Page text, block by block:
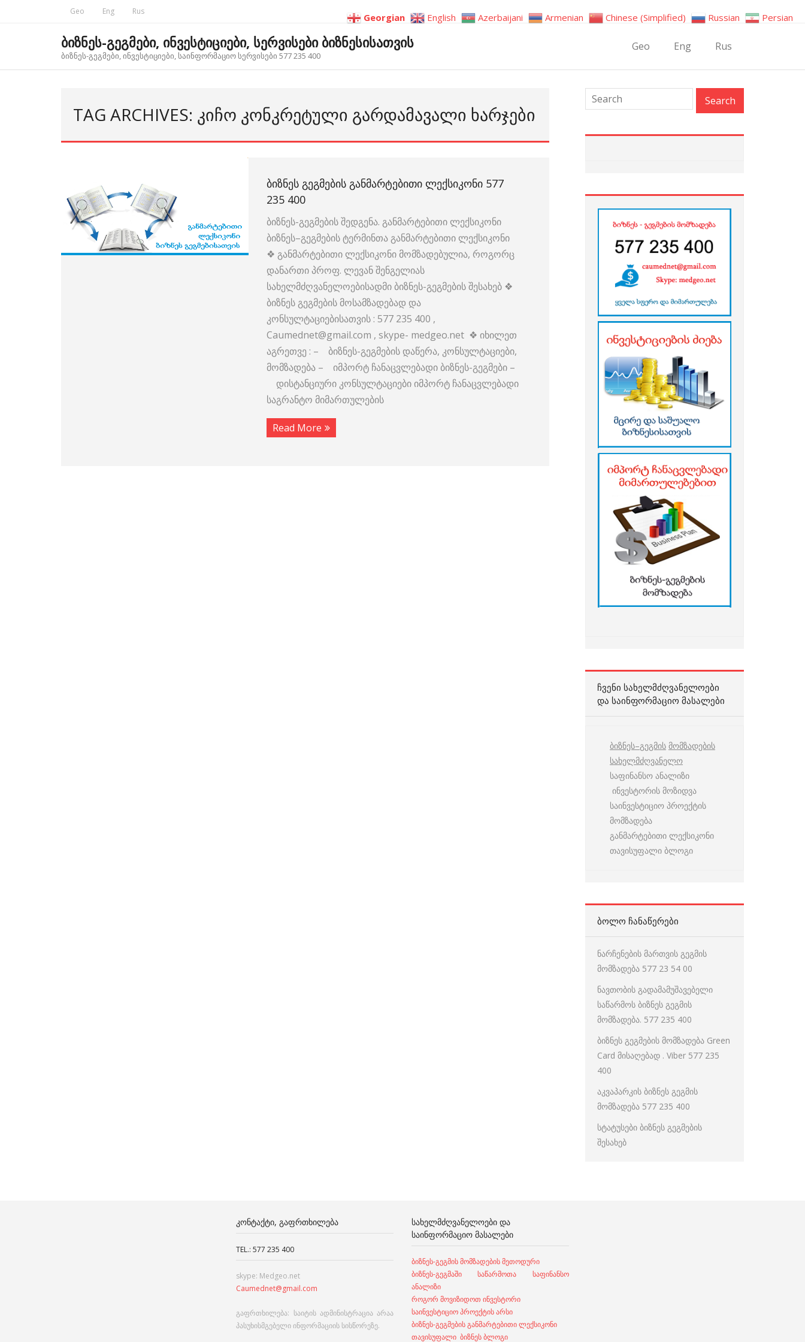
Geo Eng Rus
ბიზნეს-გეგმები, ინვესტიციები, სერვისები ბიზნესისათვის
ბიზნეს-გეგმები, ინვესტიციები, საინფორმაციო სერვისები 577 235 400
Geo Eng Rus
TAG ARCHIVES: ᲙᲘᲩᲝ ᲙᲝᲜᲙᲠᲔᲢᲣᲚᲘ ᲒᲐᲠᲓᲐᲛᲐᲕᲐᲚᲘ ᲮᲐᲠᲯᲔᲑᲘ
ᲑᲘᲖᲜᲔᲡ ᲒᲔᲒᲛᲔᲑᲘᲡ ᲒᲐᲜᲛᲐᲠᲢᲔᲑᲘᲗᲘ ᲚᲔᲥᲡᲘᲙᲝᲜᲘ 577
235 400
ბიზნეს-გეგმების შედგენა. განმარტებითი ლექსიკონი
ბიზნეს–გეგმების ტერმინთა განმარტებითი ლექსიკონი
❖ განმარტებითი ლექსიკონი მომზადებულია, როგორც
დანართი პროფ. ლევან შენგელიას
სახელმძღვანელოებისადმი ბიზნეს-გეგმების შესახებ ❖
ბიზნეს გეგმების მოსამზადებად და
კონსულტაციებისათვის : 577 235 400 ,
Caumednet@gmail.com , skype- medgeo.net ❖ იხილეთ
აგრეთვე : – ბიზნეს-გეგმების დაწერა, კონსულტაციები,
მომზადება – იმპორტ ჩანაცვლებადი ბიზნეს-გეგმები –
დისტანციური კონსულტაციები იმპორტ ჩანაცვლებადი
საგრანტო მიმართულების
Read More
ᲩᲕᲔᲜᲘ ᲡᲐᲮᲔᲚᲛᲫᲦᲕᲐᲜᲔᲚᲝᲔᲑᲘ
ᲓᲐ ᲡᲐᲘᲜᲤᲝᲠᲛᲐᲪᲘᲝ ᲛᲐᲡᲐᲚᲔᲑᲘ
ბიზნეს–გეგმის მომზადების
სახელმძღვანელო
საფინანსო ანალიზი
ინვესტორის მოზიდვა
საინვესტიციო პროექტის
მომზადება
განმარტებითი ლექსიკონი
თავისუფალი ბლოგი
ᲑᲝᲚᲝ ᲩᲐᲜᲐᲬᲔᲠᲔᲑᲘ
ნარჩენების მართვის გეგმის
მომზადება 577 23 54 00
ნავთობის გადამამუშავებელი
საწარმოს ბიზნეს გეგმის
მომზადება. 577 235 400
ბიზნეს გეგმების მომზადება Green
Card მისაღებად . Viber 577 235
400
აკვაპარკის ბიზნეს გეგმის
მომზადება 577 235 400
სტატუსები ბიზნეს გეგმების
შესახებ
ᲙᲝᲜᲢᲐᲥᲢᲘ, ᲒᲐᲤᲠᲗᲮᲘᲚᲔᲑᲐ
TEL.: 577 235 400
skype: Medgeo.net
Caumednet@gmail.com
გაფრთხილება: საიტის ადმინისტრაცია არაა
პასუხისმგებელი ინფორმაციის სისწორეზე.
ᲡᲐᲮᲔᲚᲛᲫᲦᲕᲐᲜᲔᲚᲝᲔᲑᲘ ᲓᲐ
ᲡᲐᲘᲜᲤᲝᲠᲛᲐᲪᲘᲝ ᲛᲐᲡᲐᲚᲔᲑᲘ
ბიზნეს-გეგმის მომზადების მეთოდური
ბიზნეს-გეგმაში საწარმოთა საფინანსო
ანალიზი
როგორ მოვიზიდოთ ინვესტორი
საინვესტიციო პროექტის არსი
ბიზნეს-გეგმების განმარტებითი ლექსიკონი
თავისუფალი ბიზნეს ბლოგი
Georgian English Azerbaijani Armenian Chinese (Simplified) Russian Persian